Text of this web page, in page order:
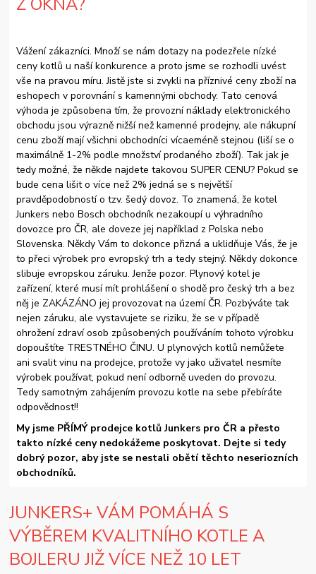
Vážení zákazníci. Množí se nám dotazy na podezřele nízké
ceny kotlů u naší konkurence a proto jsme se rozhodli uvést
vše na pravou míru. Jistě jste si zvykli na příznivé ceny zboží na
eshopech v porovnání s kamennými obchody. Tato cenová
výhoda je způsobena tím, že provozní náklady elektronického
obchodu jsou výrazně nižší než kamenné prodejny, ale nákupní
cenu zboží mají všichni obchodníci vícaeméně stejnou (liší se o
maximálně 1-2% podle množství prodaného zboží). Tak jak je
tedy možné, že někde najdete takovou SUPER CENU? Pokud se
bude cena lišit o více než 2% jedná se s největší
pravděpodobností o tzv. šedý dovoz. To znamená, že kotel
Junkers nebo Bosch obchodník nezakoupí u výhradního
dovozce pro ČR, ale doveze jej například z Polska nebo
Slovenska. Někdy Vám to dokonce přizná a uklidňuje Vás, že je
to přeci výrobek pro evropský trh a tedy stejný. Někdy dokonce
slibuje evropskou záruku. Jenže pozor. Plynový kotel je
zařízení, které musí mít prohlášení o shodě pro český trh a bez
něj je ZAKÁZÁNO jej provozovat na území ČR. Pozbýváte tak
nejen záruku, ale vystavujete se riziku, že se v případě
ohrožení zdraví osob způsobených používáním tohoto výrobku
dopouštíte TRESTNÉHO ČINU. U plynových kotlů nemůžete
ani svalit vinu na prodejce, protože vy jako uživatel nesmíte
výrobek používat, pokud není odborně uveden do provozu.
Tedy samotným zahájením provozu kotle na sebe přebíráte
odpovědnost!!
My jsme PŘÍMÝ prodejce kotlů Junkers pro ČR a přesto
takto nízké ceny nedokážeme poskytovat. Dejte si tedy
dobrý pozor, aby jste se nestali obětí těchto neseriozních
obchodníků.
JUNKERS+ VÁM POMÁHÁ S
VÝBĚREM KVALITNÍHO KOTLE A
BOJLERU JIŽ VÍCE NEŽ 10 LET